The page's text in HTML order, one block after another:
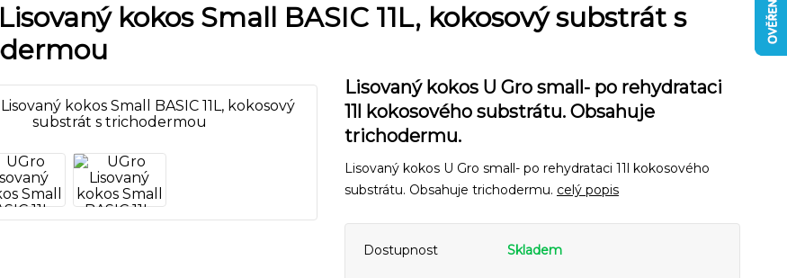
kokos Small BASIC 11L, kokosový substrát s
Lisovaný kokos U Gro small- po rehydrataci
11l kokosového substrátu. Obsahuje
trichodermu.
Lisovaný kokos U Gro small- po rehydrataci 11l kokosového
substrátu. Obsahuje trichodermu. celý popis
Dostupnost Skladem